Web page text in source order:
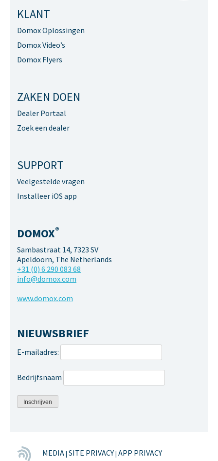
KLANT
Domox Oplossingen
Domox Video’s
Domox Flyers
ZAKEN DOEN
Dealer Portaal
Zoek een dealer
SUPPORT
Veelgestelde vragen
Installeer iOS app
DOMOX®
Sambastraat 14, 7323 SV
Apeldoorn, The Netherlands
+31 (0) 6 290 083 68
info@domox.com
www.domox.com
NIEUWSBRIEF
E-mailadres:
Bedrijfsnaam
MEDIA| SITE PRIVACY| APP PRIVACY